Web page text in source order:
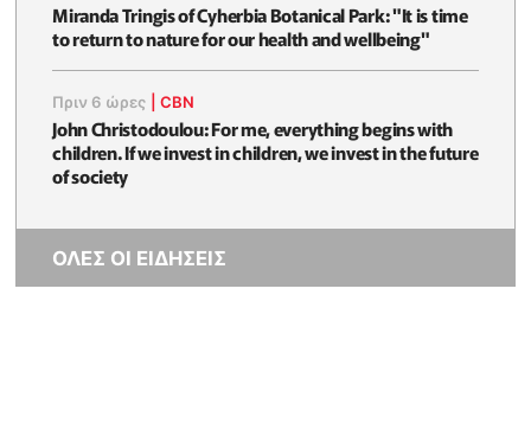
Miranda Tringis of Cyherbia Botanical Park: "It is time
to return to nature for our health and wellbeing"
Πριν 6 ώρες |CBN
John Christodoulou: For me, everything begins with
children. If we invest in children, we invest in the future
of society
ΟΛΕΣ ΟΙ ΕΙΔΗΣΕΙΣ